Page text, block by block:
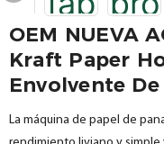
OEM NUEVA
Kraft Paper
Envolvente
La máquina de papel de